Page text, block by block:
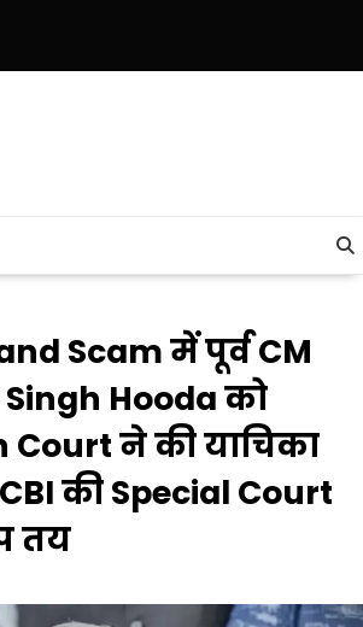
Scam में पूर्व CM
Hooda को
ने की याचिका
की Special Court
तय